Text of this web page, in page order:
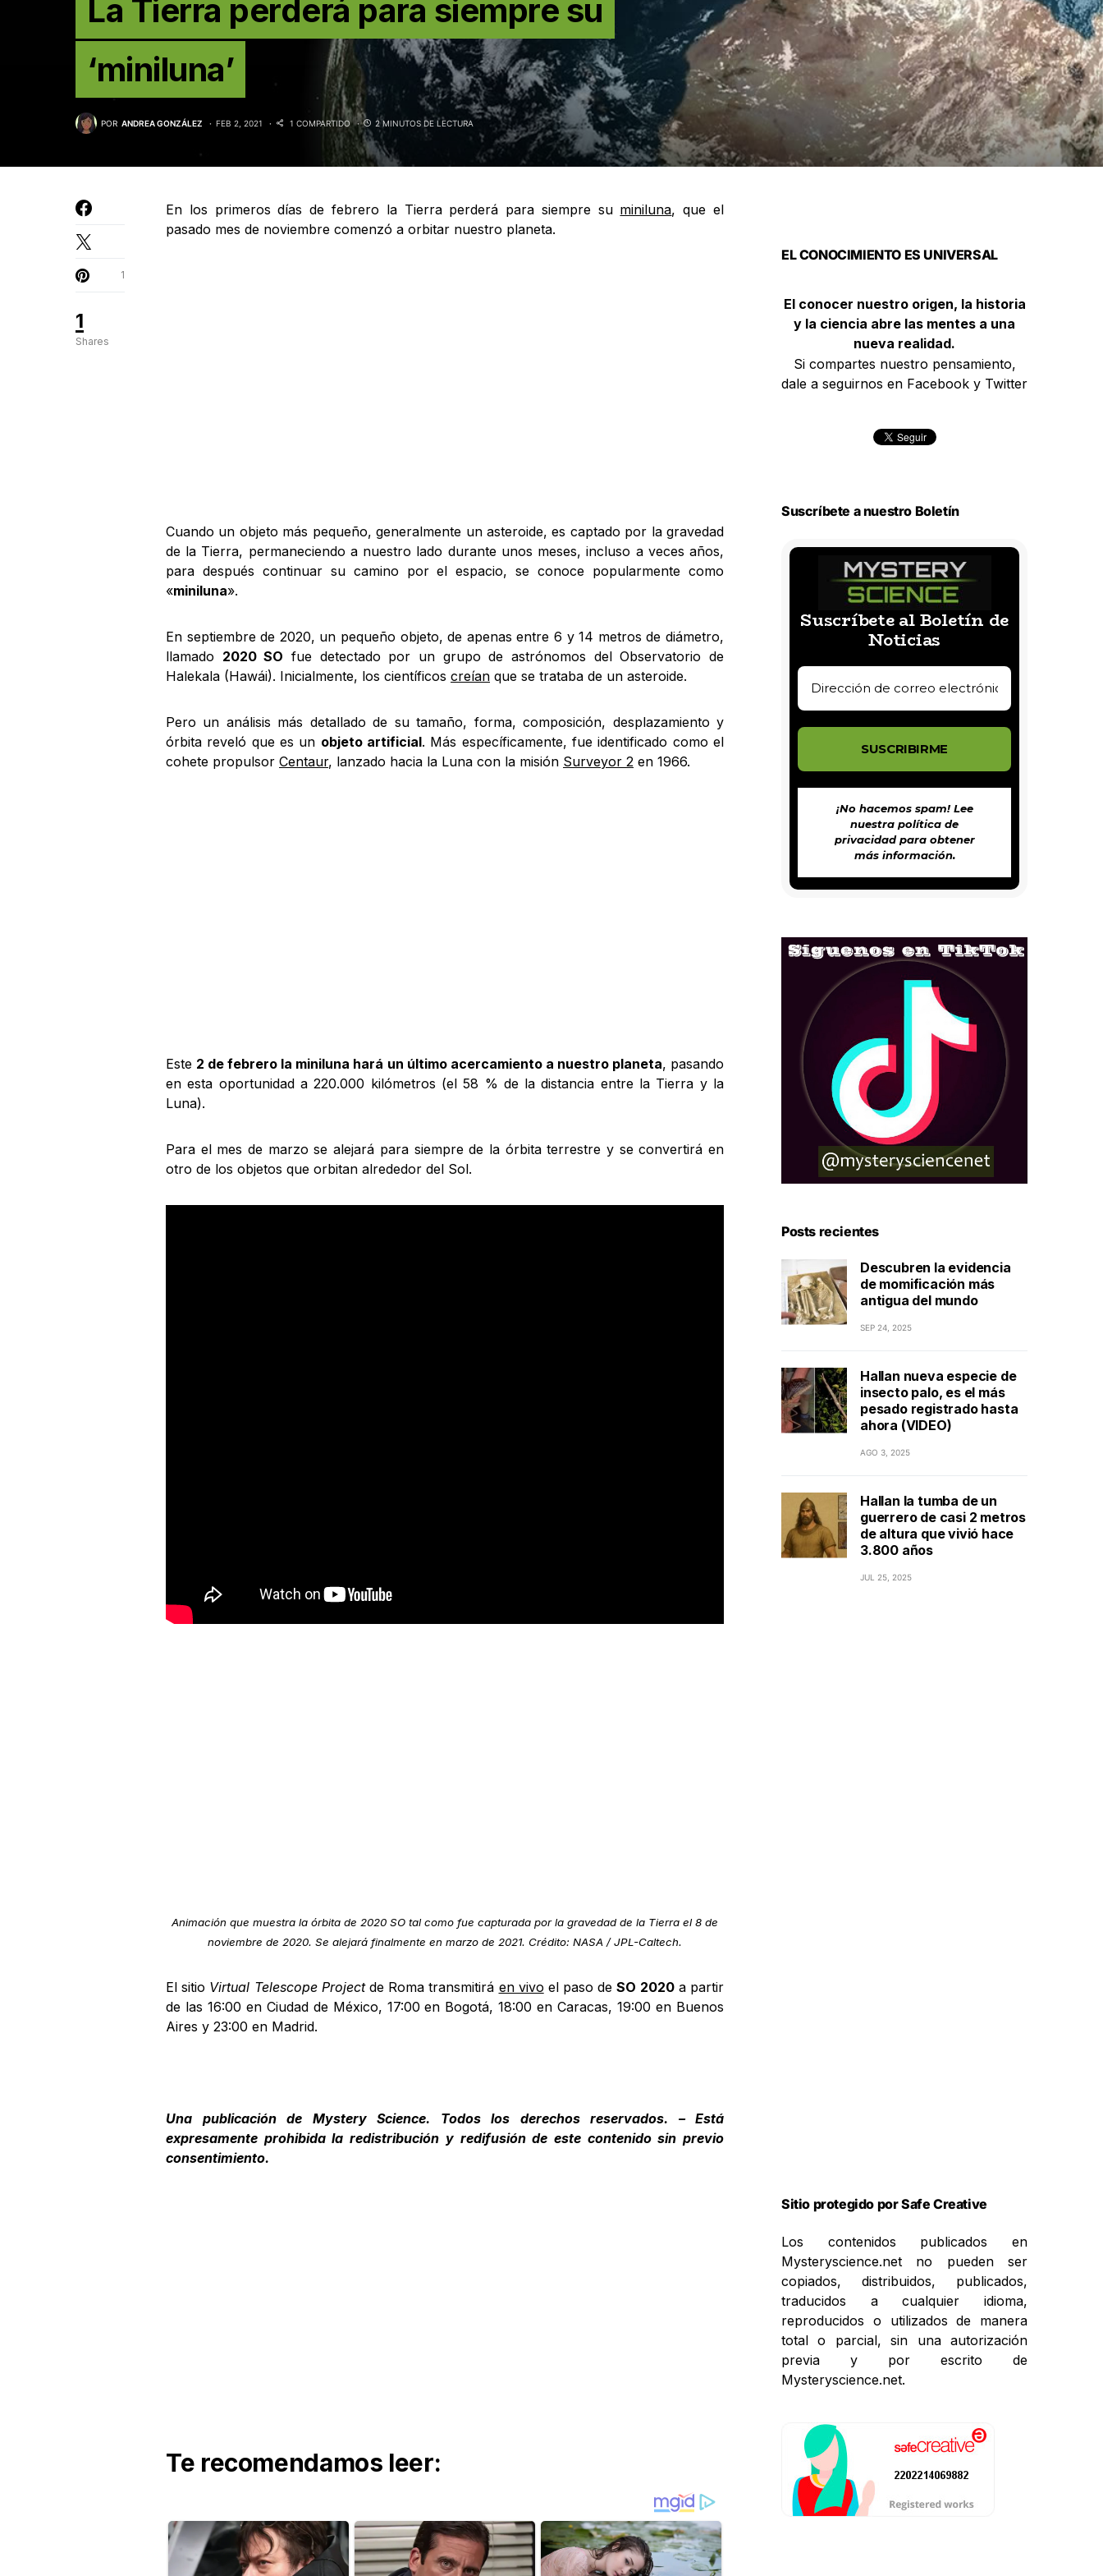
La Tierra perderá para siempre su
‘miniluna’
POR ANDREA GONZÁLEZ FEB 2, 2021 1 COMPARTIDO 2 MINUTOS DE LECTURA
1
Shares
1
En los primeros días de febrero la Tierra perderá para siempre su miniluna, que el
pasado mes de noviembre comenzó a orbitar nuestro planeta.
Cuando un objeto más pequeño, generalmente un asteroide, es captado por la gravedad
de la Tierra, permaneciendo a nuestro lado durante unos meses, incluso a veces años,
para después continuar su camino por el espacio, se conoce popularmente como
«miniluna».
En septiembre de 2020, un pequeño objeto, de apenas entre 6 y 14 metros de diámetro,
llamado 2020 SO fue detectado por un grupo de astrónomos del Observatorio de
Halekala (Hawái). Inicialmente, los científicos creían que se trataba de un asteroide.
Pero un análisis más detallado de su tamaño, forma, composición, desplazamiento y
órbita reveló que es un objeto artificial. Más específicamente, fue identificado como el
cohete propulsor Centaur, lanzado hacia la Luna con la misión Surveyor 2 en 1966.
Este 2 de febrero la miniluna hará un último acercamiento a nuestro planeta, pasando
en esta oportunidad a 220.000 kilómetros (el 58 % de la distancia entre la Tierra y la
Luna).
Para el mes de marzo se alejará para siempre de la órbita terrestre y se convertirá en
otro de los objetos que orbitan alrededor del Sol.
Animación que muestra la órbita de 2020 SO tal como fue capturada por la gravedad de la Tierra el 8 de
noviembre de 2020. Se alejará finalmente en marzo de 2021. Crédito: NASA / JPL-Caltech.
El sitio Virtual Telescope Projectde Roma transmitirá en vivo el paso deSO 2020a partir
de las 16:00 en Ciudad de México, 17:00 en Bogotá, 18:00 en Caracas, 19:00 en Buenos
Aires y 23:00 en Madrid.
Una publicación de Mystery Science. Todos los derechos reservados. – Está
expresamente prohibida la redistribución y redifusión de este contenido sin previo
consentimiento.
Te recomendamos leer:
EL CONOCIMIENTO ES UNIVERSAL
El conocer nuestro origen, la historia
y la ciencia abre las mentes a una
nueva realidad.
Si compartes nuestro pensamiento,
dale a seguirnos en Facebook y Twitter
Suscríbete a nuestro Boletín
Suscríbete al Boletín de
Noticias
¡No hacemos spam! Lee
nuestra política de
privacidadpara obtener
más información.
Posts recientes
Descubren la evidencia
de momificación más
antigua del mundo
SEP 24, 2025
Hallan nueva especie de
insecto palo, es el más
pesado registrado hasta
ahora (VIDEO)
AGO 3, 2025
Hallan la tumba de un
guerrero de casi 2 metros
de altura que vivió hace
3.800 años
JUL 25, 2025
Sitio protegido por Safe Creative
Los contenidos publicados en
Mysteryscience.net no pueden ser
copiados, distribuidos, publicados,
traducidos a cualquier idioma,
reproducidos o utilizados de manera
total o parcial, sin una autorización
previa y por escrito de
Mysteryscience.net.